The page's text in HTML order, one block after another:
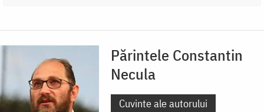
Părintele Constantin
Necula
Cuvinte ale autorului